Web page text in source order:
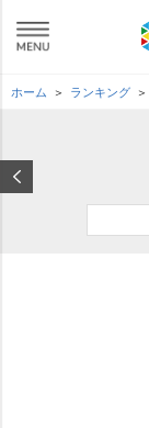
ホーム ランキング